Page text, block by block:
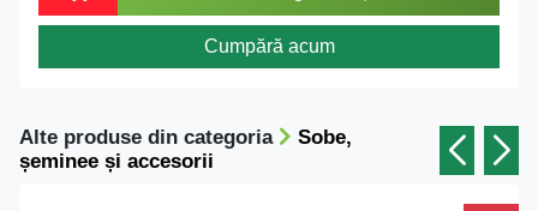
Cumpără acum
Alte produse din categoria
Sobe,
șeminee și accesorii